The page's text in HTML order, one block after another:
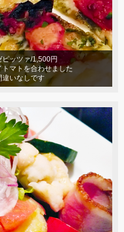
ッツァ/1,500円
マトを合わせました
違いなしです